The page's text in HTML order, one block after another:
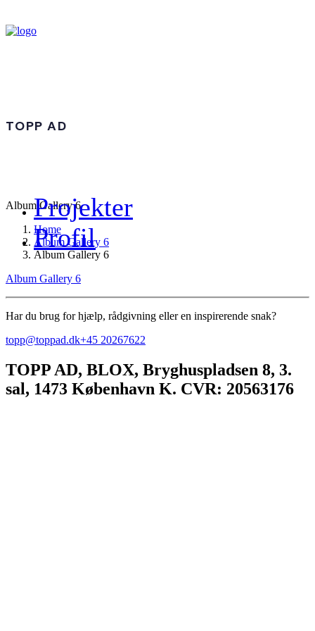
Projekter
Profil
TOPP AD
Album Gallery 6
Home
Album Gallery 6
Album Gallery 6
Album Gallery 6
Har du brug for hjælp, rådgivning eller en inspirerende snak?
topp@toppad.dk+45 20267622
TOPP AD, BLOX, Bryghuspladsen 8, 3.
sal, 1473 København K. CVR: 20563176